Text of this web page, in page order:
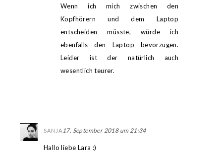
Wenn ich mich zwischen den
Kopfhörern und dem Laptop
entscheiden müsste, würde ich
ebenfalls den Laptop bevorzugen.
Leider ist der natürlich auch
wesentlich teurer.
SANJA17. September 2018 um 21:34
Hallo liebe Lara :)